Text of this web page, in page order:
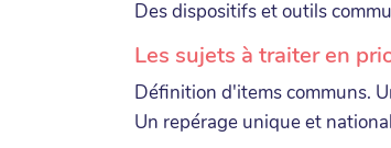
Des dispositifs et outils
Les sujets à traiter en
Définition d'items communs.
Un repérage unique et